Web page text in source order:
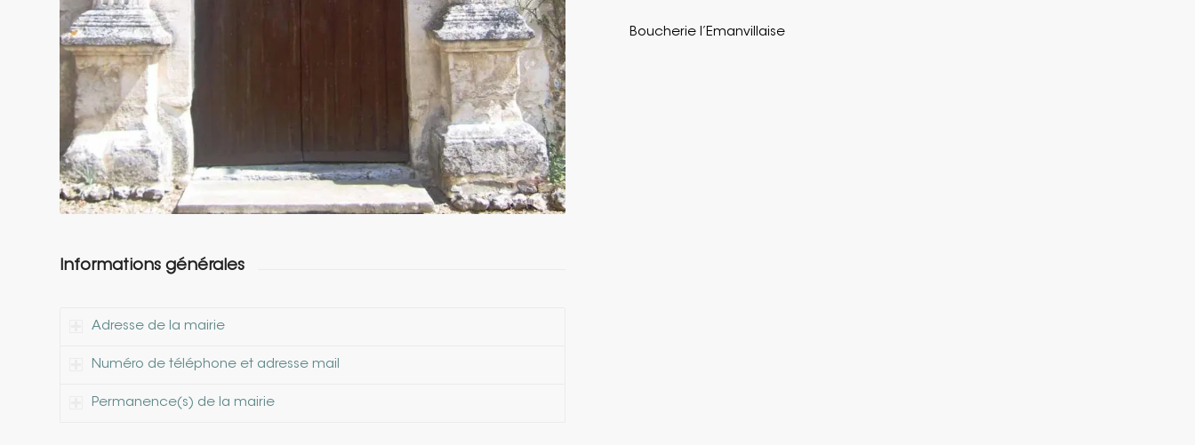
Informations générales
Adresse de la mairie
Numéro de téléphone et adresse mail
Permanence(s) de la mairie
Boucherie l’Emanvillaise